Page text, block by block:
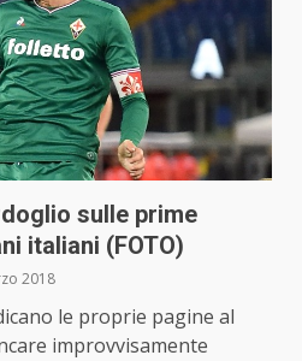
sulle prime
italiani (FOTO)
2018
le proprie pagine al
improvvisamente